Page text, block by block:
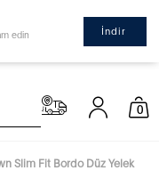
edin İndir
0
Slim Fit Bordo Düz Yelek